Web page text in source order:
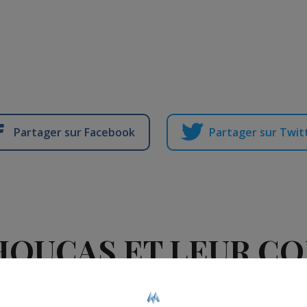
Partager sur Facebook Partager sur
ET LEUR
MUSICALE !!!